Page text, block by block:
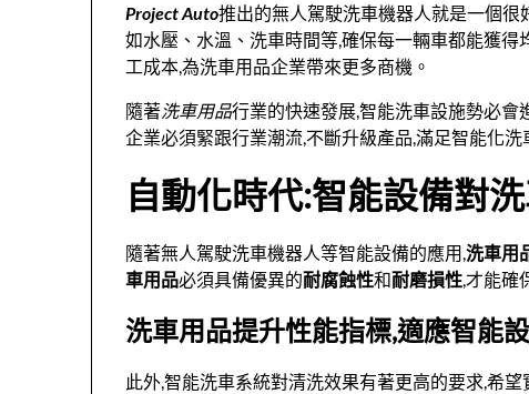
Project Auto推出的無人駕駛洗車機器人就是一個很
如水壓、水溫、洗車時間等,確保每一輛車都能獲
工成本,為洗車用品企業帶來更多商機。
隨著洗車用品行業的快速發展,智能洗車設施勢必會
企業必須緊跟行業潮流,不斷升級產品,滿足智能化
自動化時代:智能設備對
隨著無人駕駛洗車機器人等智能設備的應用,洗車用
車用品必須具備優異的耐腐蝕性和耐磨損性,才能確
洗車用品提升性能指標,適應智能
此外,智能洗車系統對清洗效果有著更高的要求,希